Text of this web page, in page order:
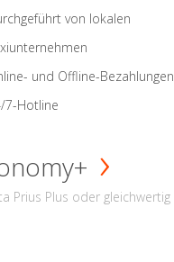
von lokalen
und Offline-Bezahlungen
7-Hotline
Prius Plus oder gleichwertig